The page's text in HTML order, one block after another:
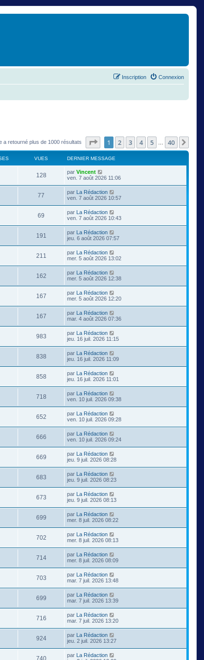
Connexion
Inscription
a retourné plus de 1000 résultats Page sur40
1 2 3 4 5 40
VUES DERNIER MESSAGE
128 par Vincent
ven. 7 août 2026 11:06
77 par La Rédaction
ven. 7 août 2026 10:57
69 par La Rédaction
ven. 7 août 2026 10:43
191 par La Rédaction
jeu. 6 août 2026 07:57
211 par La Rédaction
mer. 5 août 2026 13:02
162 par La Rédaction
mer. 5 août 2026 12:38
167 par La Rédaction
mer. 5 août 2026 12:20
167 par La Rédaction
mar. 4 août 2026 07:36
983 par La Rédaction
jeu. 16 juil. 2026 11:15
838 par La Rédaction
jeu. 16 juil. 2026 11:09
858 par La Rédaction
jeu. 16 juil. 2026 11:01
718 par La Rédaction
ven. 10 juil. 2026 09:38
652 par La Rédaction
ven. 10 juil. 2026 09:28
666 par La Rédaction
ven. 10 juil. 2026 09:24
669 par La Rédaction
jeu. 9 juil. 2026 08:28
683 par La Rédaction
jeu. 9 juil. 2026 08:23
673 par La Rédaction
jeu. 9 juil. 2026 08:13
699 par La Rédaction
mer. 8 juil. 2026 08:22
702 par La Rédaction
mer. 8 juil. 2026 08:13
714 par La Rédaction
mer. 8 juil. 2026 08:09
703 par La Rédaction
mar. 7 juil. 2026 13:48
699 par La Rédaction
mar. 7 juil. 2026 13:39
716 par La Rédaction
mar. 7 juil. 2026 13:20
924 par La Rédaction
jeu. 2 juil. 2026 13:27
740 par La Rédaction